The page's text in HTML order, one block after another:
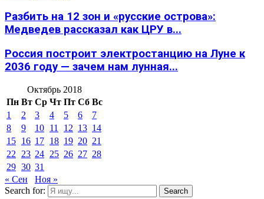
Разбить на 12 зон и «русские острова»:
Медведев рассказал как ЦРУ в...
Россия построит электростанцию на Луне к
2036 году — зачем нам лунная...
Октябрь 2018
Пн Вт Ср Чт Пт Сб Вс
1
2 3 4 5 6
7
8
9 10 11 12 13 14
15 16 17 18 19 20 21
22
23 24 25 26 27 28
29 30 31
« Сен
Ноя »
Search for:
Search